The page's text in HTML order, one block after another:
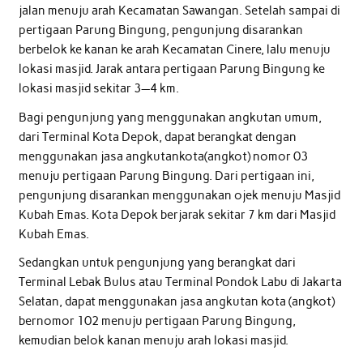
jalan menuju arah Kecamatan Sawangan. Setelah sampai di
pertigaan Parung Bingung, pengunjung disarankan
berbelok ke kanan ke arah Kecamatan Cinere, lalu menuju
lokasi masjid. Jarak antara pertigaan Parung Bingung ke
lokasi masjid sekitar 3—4 km.
Bagi pengunjung yang menggunakan angkutan umum,
dari Terminal Kota Depok, dapat berangkat dengan
menggunakan jasa angkutankota(angkot) nomor 03
menuju pertigaan Parung Bingung. Dari pertigaan ini,
pengunjung disarankan menggunakan ojek menuju Masjid
Kubah Emas. Kota Depok berjarak sekitar 7 km dari Masjid
Kubah Emas.
Sedangkan untuk pengunjung yang berangkat dari
Terminal Lebak Bulus atau Terminal Pondok Labu di Jakarta
Selatan, dapat menggunakan jasa angkutan kota (angkot)
bernomor 102 menuju pertigaan Parung Bingung,
kemudian belok kanan menuju arah lokasi masjid.